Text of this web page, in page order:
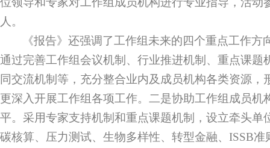
人。
《报告》还强调了工作组未来的四个重点工作
通过完善工作组会议机制、行业推进机制、重点课题
同交流机制等，充分整合业内及成员机构各类资源，
更深入开展工作组各项工作。二是协助工作组成员机
平。采用专家支持机制和重点课题机制，设立牵头单
碳核算、压力测试、生物多样性、转型金融、 ISSB准